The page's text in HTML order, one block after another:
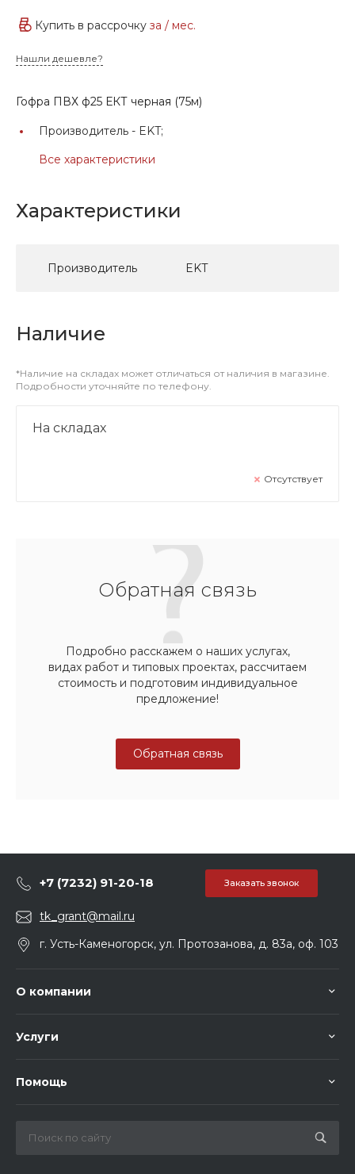
Купить в рассрочку за / мес.
Нашли дешевле?
Гофра ПВХ ф25 ЕКТ черная (75м)
Производитель - EKT;
Все характеристики
Характеристики
Производитель EKT
Наличие
*Наличие на складах может отличаться от наличия в магазине.
Подробности уточняйте по телефону.
На складах
Отсутствует
Обратная связь
Подробно расскажем о наших услугах,
видах работ и типовых проектах, рассчитаем
стоимость и подготовим индивидуальное
предложение!
Обратная связь
+7 (7232) 91-20-18 Заказать звонок
tk_grant@mail.ru
г. Усть-Каменогорск, ул. Протозанова, д. 83а, оф. 103
О компании
Услуги
Помощь